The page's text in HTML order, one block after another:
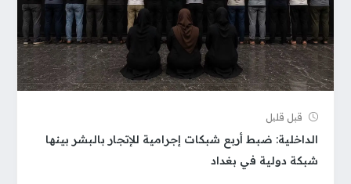
قبل قلیل
الداخلية: ضبط أربع شبكات إجرامية للإتجار بالبشر بينها
شبكة دولية في بغداد